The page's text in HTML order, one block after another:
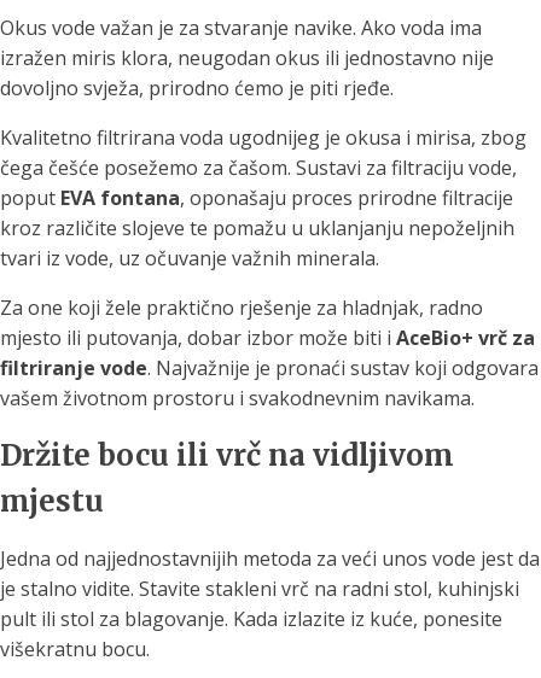
Okus vode važan je za stvaranje navike. Ako voda ima
izražen miris klora, neugodan okus ili jednostavno nije
dovoljno svježa, prirodno ćemo je piti rjeđe.
Kvalitetno filtrirana voda ugodnijeg je okusa i mirisa, zbog
čega češće posežemo za čašom. Sustavi za filtraciju vode,
poput EVA fontana, oponašaju proces prirodne filtracije
kroz različite slojeve te pomažu u uklanjanju nepoželjnih
tvari iz vode, uz očuvanje važnih minerala.
Za one koji žele praktično rješenje za hladnjak, radno
mjesto ili putovanja, dobar izbor može biti i AceBio+ vrč za
filtriranje vode. Najvažnije je pronaći sustav koji odgovara
vašem životnom prostoru i svakodnevnim navikama.
Držite bocu ili vrč na vidljivom
mjestu
Jedna od najjednostavnijih metoda za veći unos vode jest da
je stalno vidite. Stavite stakleni vrč na radni stol, kuhinjski
pult ili stol za blagovanje. Kada izlazite iz kuće, ponesite
višekratnu bocu.